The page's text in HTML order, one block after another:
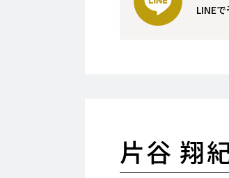
LINE
片谷 翔